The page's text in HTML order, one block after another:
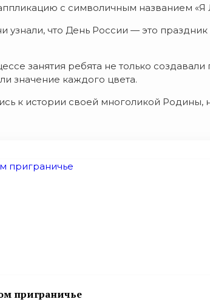
аппликацию с символичным
узнали, что День России — это
занятия ребята не только
значение каждого цвета.
к истории своей многоликой
приграничье